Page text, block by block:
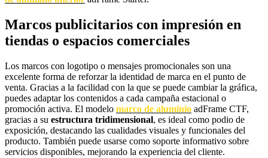
Marcos publicitarios con impresión en
tiendas o espacios comerciales
Los marcos con logotipo o mensajes promocionales son una
excelente forma de reforzar la identidad de marca en el punto de
venta. Gracias a la facilidad con la que se puede cambiar la gráfica,
puedes adaptar los contenidos a cada campaña estacional o
promoción activa. El modelo marco de aluminio adFrame CTF,
gracias a su estructura tridimensional, es ideal como podio de
exposición, destacando las cualidades visuales y funcionales del
producto. También puede usarse como soporte informativo sobre
servicios disponibles, mejorando la experiencia del cliente.